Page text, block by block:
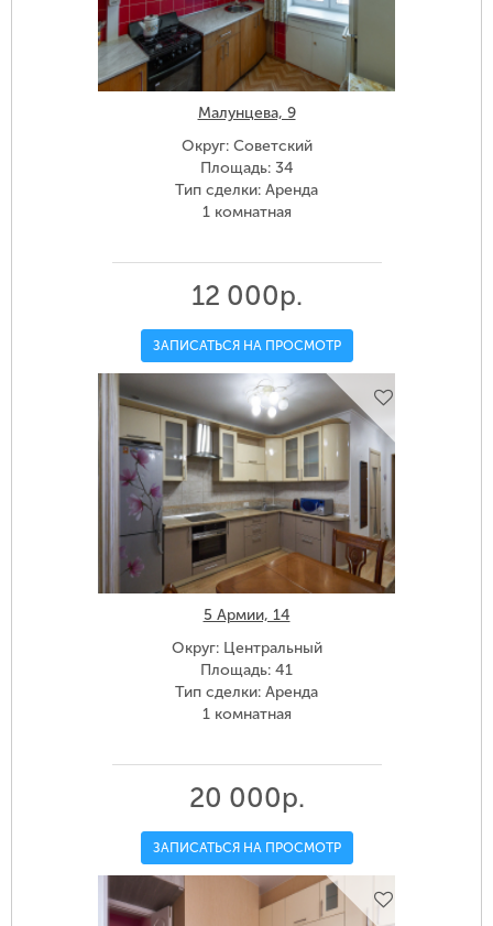
Малунцева, 9
Округ: Советский
Площадь: 34
Тип сделки: Аренда
1 комнатная
12 000р.
ЗАПИСАТЬСЯ НА ПРОСМОТР
5 Армии, 14
Округ: Центральный
Площадь: 41
Тип сделки: Аренда
1 комнатная
20 000р.
ЗАПИСАТЬСЯ НА ПРОСМОТР